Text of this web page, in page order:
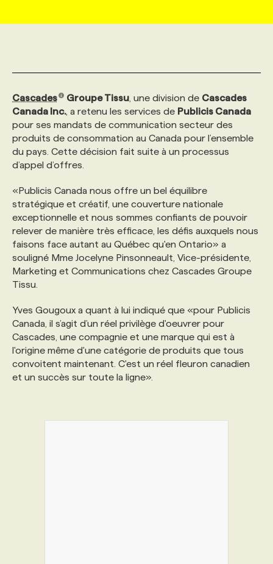
AFFAIRES DE L'INDUSTRIE
INITIATIVES NUMÉRIQUES
PRIX ET DISTINCTIONS
TENDANCES
WEB & MÉDIAS SOCIAUX
MARKETING DURABLE
GEO/SEO
ÉVÉNEMENTIEL
NOS AUTEUR‧RICES
INFOLETTRE PUBLICITÉ
ANNONCEZ AVEC NOUS
CONSULTER LA CVTHÈQUE
PROFIL ENTREPRISE
FAQ
ANNONCEZ AVEC NOUS
VOIR LES OFFRES
PROFIL CANDIDAT
FAQ
ANNONCEZ AVEC NOUS
NOS FORMATIONS EN LIGNE
NOS PARCOURS DE FORMATIONS
FORMATIONS PERSONNALISÉES
NOS FORMATEUR‧RICES
POURQUOI CHOISIR NOS FORMATIONS
NOS TARIFS
FAQ
ANNONCEZ AVEC NOUS
CHASSE DE TÊTE
SERVICE DE CHASSE DE TÊTE
NOS TARIFS
NOS EXPERTISES
FAQ
ANNONCEZ AVEC NOUS
Cascades Groupe Tissu, une division de Cascades
Canada Inc., a retenu les services de Publicis Canada
pour ses mandats de communication secteur des
produits de consommation au Canada pour l’ensemble
du pays. Cette décision fait suite à un processus
d’appel d’offres.
«Publicis Canada nous offre un bel équilibre
stratégique et créatif, une couverture nationale
exceptionnelle et nous sommes confiants de pouvoir
relever de manière très efficace, les défis auxquels nous
faisons face autant au Québec qu'en Ontario» a
souligné Mme Jocelyne Pinsonneault, Vice-présidente,
Marketing et Communications chez Cascades Groupe
Tissu.
Yves Gougoux a quant à lui indiqué que «pour Publicis
Canada, il s’agit d’un réel privilège d'oeuvrer pour
Cascades, une compagnie et une marque qui est à
l'origine même d'une catégorie de produits que tous
convoitent maintenant. C'est un réel fleuron canadien
et un succès sur toute la ligne».